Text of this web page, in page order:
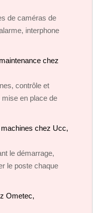
de caméras de
interphone
chez
contrôle et
en place de
chez Ucc,
le démarrage,
le poste chaque
Ometec,